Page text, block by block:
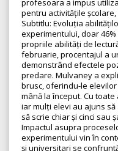
profesoara a impus
pentru activitățile
Subtitlu: Evoluția
experimentului, doar
propriile abilități de
februarie, procentajul a
demonstrând efectele
predare. Mulvaney a
brusc, oferindu-le
mână la început. Cu
iar mulți elevi au ajuns
să scrie chiar și cinci sau
Impactul asupra
experimentului vin în
și universitari se